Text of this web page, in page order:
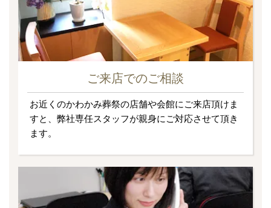
ご来店でのご相談
お近くのかわかみ葬祭の店舗や会館にご来店頂けま
すと、弊社専任スタッフが親身にご対応させて頂き
ます。